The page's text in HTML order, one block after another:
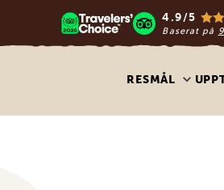
4.9/5
Baserat på
RESMÅL